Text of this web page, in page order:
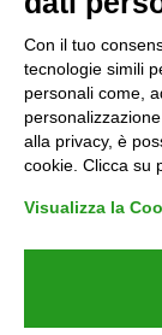
Con il tuo
tecnologie simili
personali come,
alla privacy, è
cookie. Clicca su
Visualizza la